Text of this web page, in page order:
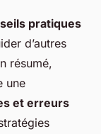
pratiques
d’autres
résumé,
une
et erreurs